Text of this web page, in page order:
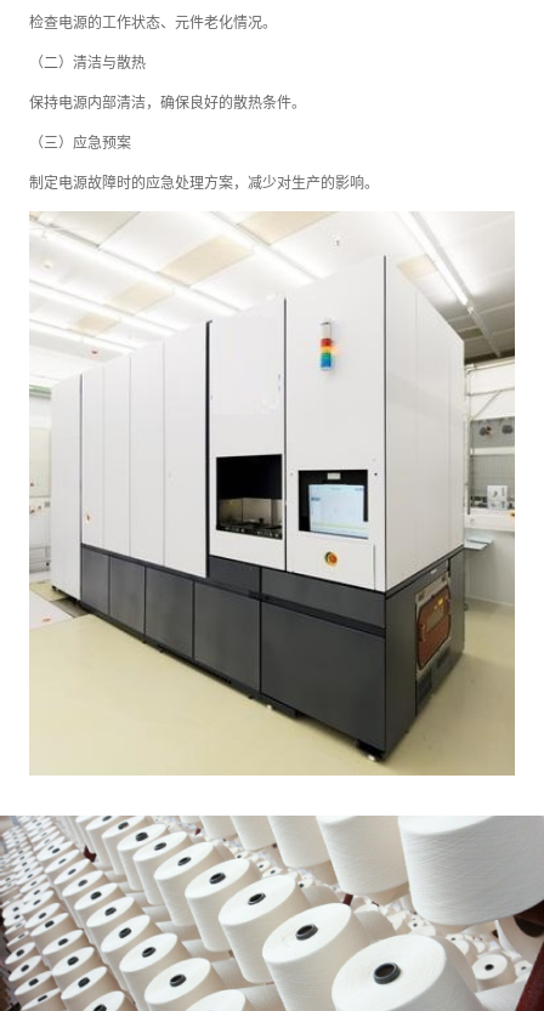
检查电源的工作状态、元件老化情况。
（二）清洁与散热
保持电源内部清洁，确保良好的散热条件。
（三）应急预案
制定电源故障时的应急处理方案，减少对生产的影响。